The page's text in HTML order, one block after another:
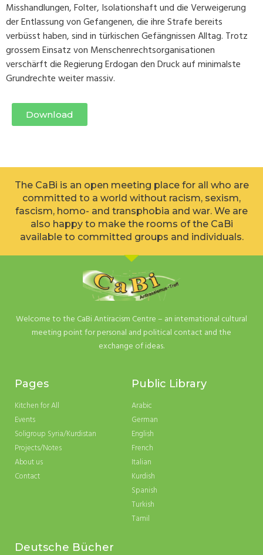
Misshandlungen, Folter, Isolationshaft und die Verweigerung
der Entlassung von Gefangenen, die ihre Strafe bereits
verbüsst haben, sind in türkischen Gefängnissen Alltag. Trotz
grossem Einsatz von Menschenrechtsorganisationen
verschärft die Regierung Erdogan den Druck auf minimalste
Grundrechte weiter massiv.
Download
The CaBi is an open meeting place for all who are
committed to a world without racism, sexism,
fascism, homo- and transphobia and war. We are
also happy to make the rooms of the CaBi
available to committed groups and individuals.
Welcome to the CaBi Antiracism Centre – an international cultural
meeting point for personal and political contact and the
exchange of ideas.
Pages
Kitchen for All
Events
Soligroup Syria/Kurdistan
Projects/Notes
About us
Contact
Public Library
Arabic
German
English
French
Italian
Kurdish
Spanish
Turkish
Tamil
Deutsche Bücher